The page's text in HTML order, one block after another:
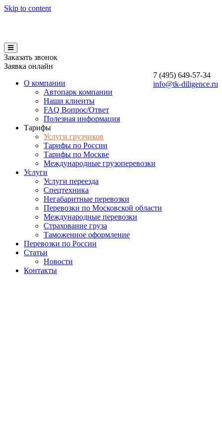
Skip to content
Заказать звонок
Заявка онлайн
7 (495) 649-57-34
info@tk-diligence.ru
О компании
Автопарк компании
Наши клиенты
FAQ Вопрос/Ответ
Полезная информация
Тарифы
Услуги грузчиков
Тарифы по России
Тарифы по Москве
Международные грузоперевозки
Услуги
Услуги переезда
Спецтехника
Негабаритные перевозки
Перевозки по Московской области
Международные перевозки
Страхование груза
Таможенное оформление
Перевозки по России
Статьи
Новости
Контакты